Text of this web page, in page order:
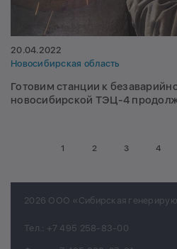
20.04.2022
Новосибирская область
Готовим станции к
новосибирской ТЭЦ-4
1 2 3 4
2026 ООО «Сибирская
Тел.: +7 495 258-83-00